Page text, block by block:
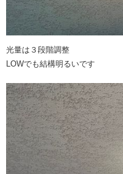
光量は３段階調整
LOWでも結構明るいです